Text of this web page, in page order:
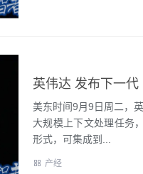
英伟达 发布下一
美东时间9月9日周二，
大规模上下文处理任务
形式，可集成到...
产经